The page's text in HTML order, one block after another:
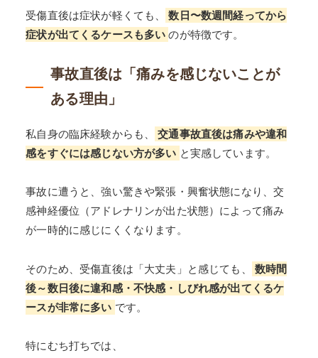
受傷直後は症状が軽くても、
数日〜数週間経ってから
症状が出てくるケースも多い のが特徴です。
事故直後は「痛みを感じないことが
ある理由」
私自身の臨床経験からも、
交通事故直後は痛みや違和
感をすぐには感じない方が多い と実感しています。
事故に遭うと、強い驚きや緊張・興奮状態になり、交
感神経優位（アドレナリンが出た状態）によって痛み
が一時的に感じにくくなります。
そのため、受傷直後は「大丈夫」と感じても、
数時間
後～数日後に違和感・不快感・しびれ感が出てくるケ
ースが非常に多い です。
特にむち打ちでは、